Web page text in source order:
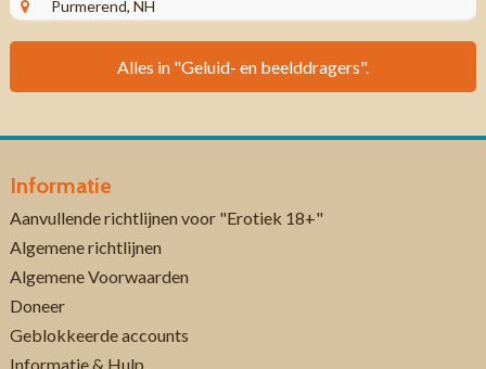
Purmerend, NH
Alles in "Geluid- en beelddragers".
Informatie
Aanvullende richtlijnen voor "Erotiek 18+"
Algemene richtlijnen
Algemene Voorwaarden
Doneer
Geblokkeerde accounts
Informatie & Hulp